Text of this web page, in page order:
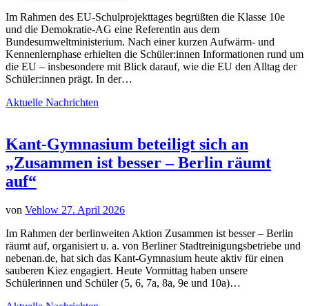
Im Rahmen des EU-Schulprojekttages begrüßten die Klasse 10e
und die Demokratie-AG eine Referentin aus dem
Bundesumweltministerium. Nach einer kurzen Aufwärm- und
Kennenlernphase erhielten die Schüler:innen Informationen rund um
die EU – insbesondere mit Blick darauf, wie die EU den Alltag der
Schüler:innen prägt. In der…
Aktuelle Nachrichten
Kant-Gymnasium beteiligt sich an
„Zusammen ist besser – Berlin räumt
auf“
von Vehlow 27. April 2026
Im Rahmen der berlinweiten Aktion Zusammen ist besser – Berlin
räumt auf, organisiert u. a. von Berliner Stadtreinigungsbetriebe und
nebenan.de, hat sich das Kant-Gymnasium heute aktiv für einen
sauberen Kiez engagiert. Heute Vormittag haben unsere
Schülerinnen und Schüler (5, 6, 7a, 8a, 9e und 10a)…